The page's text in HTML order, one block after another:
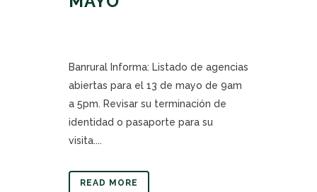
Banrural Informa: Listado de agencias
abiertas para el 13 de mayo de 9am
a 5pm. Revisar su terminación de
identidad o pasaporte para su
visita....
READ MORE